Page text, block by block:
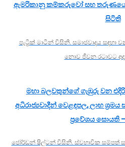
ඇමරිකානු කම්කරුවෝ සහ තරුණයෝ
සිටිති
පැට්‍රික් මාටින් විසිනි. සමාජවාදය
නොව ජීවන රටාවට
මහා බලවතුන්ගේ ගැඹුරු වන
අධිරාජ්‍යවාදීන් වෙළඳපල, ලාභ
ප්‍රවේශය සොයති
ජෝර්ඩන් ෂිල්ටන් විසිනි. ස්වභාවික සම්පත්